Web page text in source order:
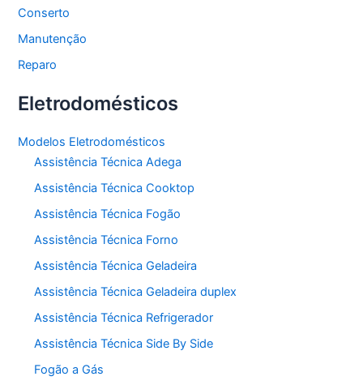
Conserto
Manutenção
Reparo
Eletrodomésticos
Modelos Eletrodomésticos
Assistência Técnica Adega
Assistência Técnica Cooktop
Assistência Técnica Fogão
Assistência Técnica Forno
Assistência Técnica Geladeira
Assistência Técnica Geladeira duplex
Assistência Técnica Refrigerador
Assistência Técnica Side By Side
Fogão a Gás